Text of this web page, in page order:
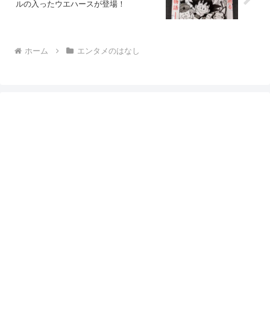
ルの入ったウエハースが登場！
ホーム エンタメのはなし